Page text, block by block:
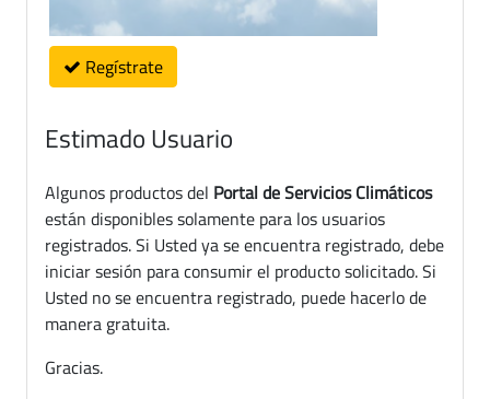
Regístrate
Estimado Usuario
Algunos productos del Portal de Servicios Climáticos
están disponibles solamente para los usuarios
registrados. Si Usted ya se encuentra registrado, debe
iniciar sesión para consumir el producto solicitado. Si
Usted no se encuentra registrado, puede hacerlo de
manera gratuita.
Gracias.